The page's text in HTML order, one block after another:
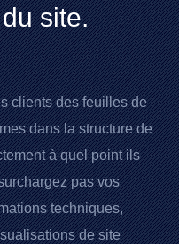
site.
clients des feuilles de
dans la structure de
à quel point ils
pas vos
techniques,
de site